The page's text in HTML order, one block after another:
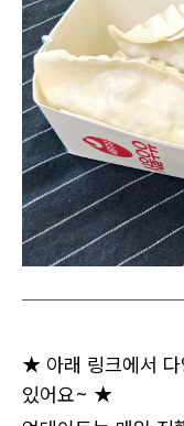
★ 아래 링크에서 다
있어요~ ★